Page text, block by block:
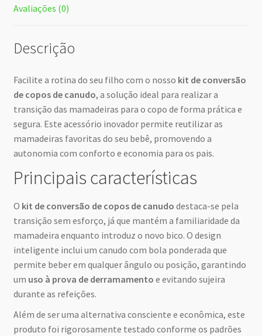
Avaliações (0)
Descrição
Facilite a rotina do seu filho com o nosso kit de conversão
de copos de canudo, a solução ideal para realizar a
transição das mamadeiras para o copo de forma prática e
segura. Este acessório inovador permite reutilizar as
mamadeiras favoritas do seu bebê, promovendo a
autonomia com conforto e economia para os pais.
Principais características
O kit de conversão de copos de canudo destaca-se pela
transição sem esforço, já que mantém a familiaridade da
mamadeira enquanto introduz o novo bico. O design
inteligente inclui um canudo com bola ponderada que
permite beber em qualquer ângulo ou posição, garantindo
um uso à prova de derramamento e evitando sujeira
durante as refeições.
Além de ser uma alternativa consciente e econômica, este
produto foi rigorosamente testado conforme os padrões